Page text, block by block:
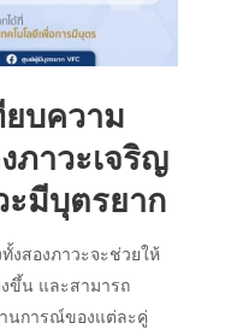
ยบความ
ภาวะเจริญ
ะมีบุตรยาก
งสองภาวะจะช่วยให้
ขึ้น และสามารถ
นการณ์ของแต่ละคู่